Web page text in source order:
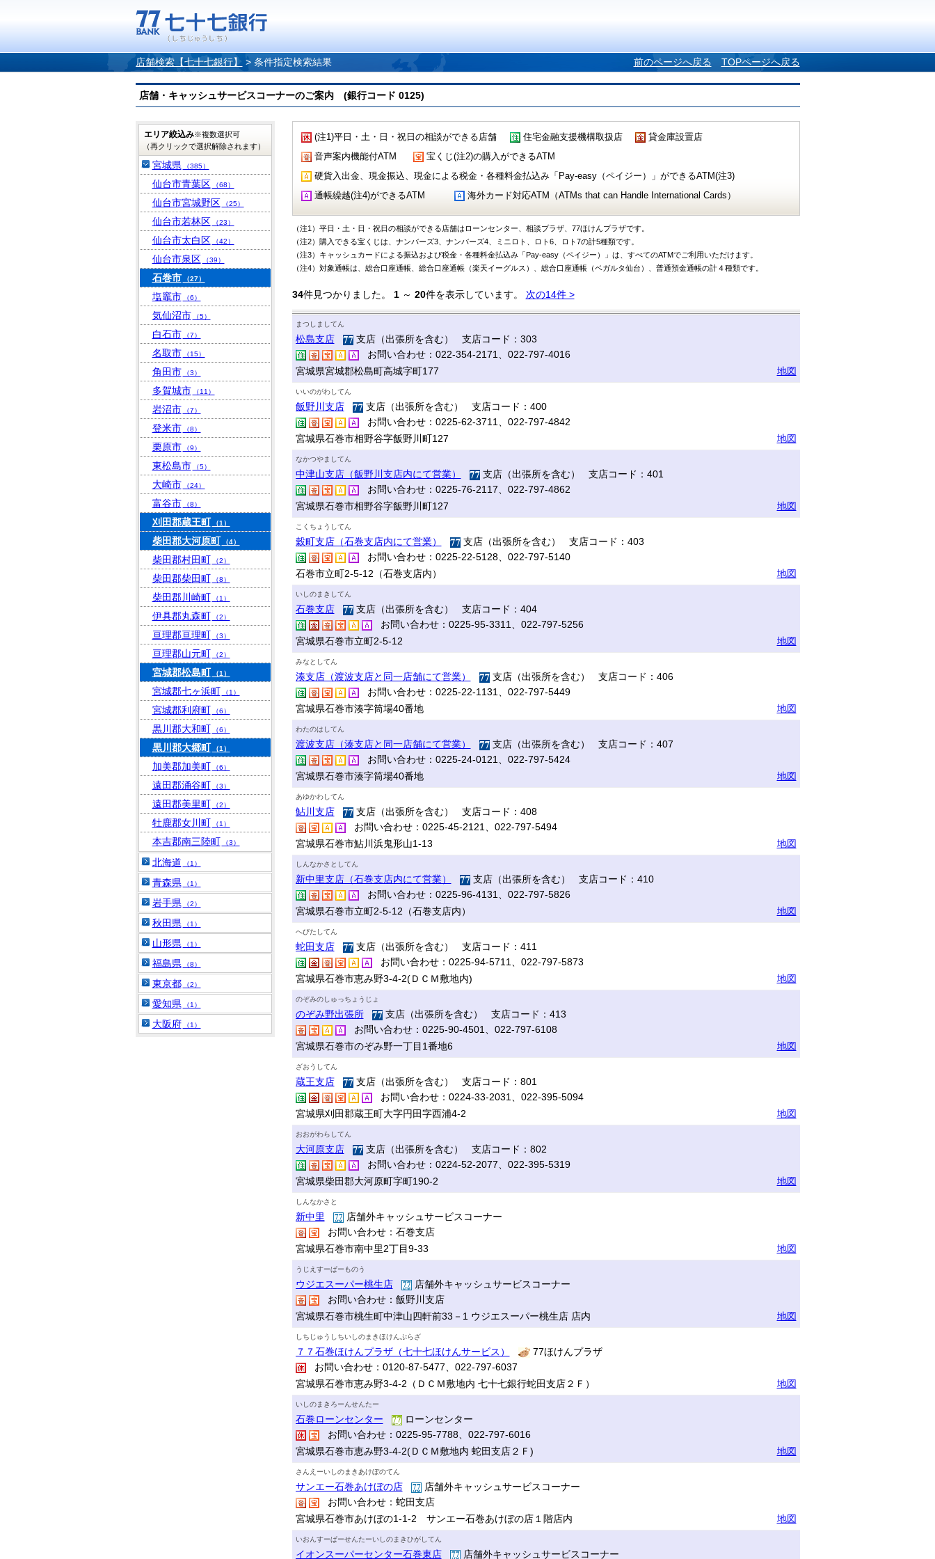
店舗検索【七十七銀行】 > 条件指定検索結果 前のページへ戻る TOPページへ戻る
店舗・キャッシュサービスコーナーのご案内 (銀行コード 0125)
(注1)平日・土・日・祝日の相談ができる店舗 住宅金融支援機構取扱店
貸金庫設置店
音声案内機能付ATM
宝くじ(注2)の購入ができるATM
硬貨入出金、現金振込、現金による税金・各種料金払込み「Pay-easy（ペイジー）」ができるATM(注3)
通帳繰越(注4)ができるATM
海外カード対応ATM（ATMs that can Handle International Cards）
（注1）平日・土・日・祝日の相談ができる店舗はローンセンター、相談プラザ、77ほけんプラザです。
（注2）購入できる宝くじは、ナンバーズ3、ナンバーズ4、ミニロト、ロト6、ロト7の計5種類です。
（注3）キャッシュカードによる振込および税金・各種料金払込み「Pay-easy（ペイジー）」は、すべてのATMでご利用いただけます。
（注4）対象通帳は、総合口座通帳、総合口座通帳（楽天イーグルス）、総合口座通帳（ベガルタ仙台）、普通預金通帳の計４種類です。
34件見つかりました。 1～ 20件を表示しています。 次の14件 >
まつしましてん
松島支店
支店（出張所を含む） 支店コード：303
お問い合わせ：022-354-2171、022-797-4016
宮城県宮城郡松島町高城字町177
地図
いいのがわしてん
飯野川支店
支店（出張所を含む） 支店コード：400
お問い合わせ：0225-62-3711、022-797-4842
宮城県石巻市相野谷字飯野川町127
地図
なかつやましてん
中津山支店（飯野川支店内にて営業）
支店（出張所を含む） 支店コード：401
お問い合わせ：0225-76-2117、022-797-4862
宮城県石巻市相野谷字飯野川町127
地図
こくちょうしてん
穀町支店（石巻支店内にて営業）
支店（出張所を含む） 支店コード：403
お問い合わせ：0225-22-5128、022-797-5140
石巻市立町2-5-12（石巻支店内）
地図
いしのまきしてん
石巻支店
支店（出張所を含む） 支店コード：404
お問い合わせ：0225-95-3311、022-797-5256
宮城県石巻市立町2-5-12
地図
みなとしてん
湊支店（渡波支店と同一店舗にて営業）
支店（出張所を含む） 支店コード：406
お問い合わせ：0225-22-1131、022-797-5449
宮城県石巻市湊字筒場40番地
地図
わたのはしてん
渡波支店（湊支店と同一店舗にて営業）
支店（出張所を含む） 支店コード：407
お問い合わせ：0225-24-0121、022-797-5424
宮城県石巻市湊字筒場40番地
地図
あゆかわしてん
鮎川支店
支店（出張所を含む） 支店コード：408
お問い合わせ：0225-45-2121、022-797-5494
宮城県石巻市鮎川浜鬼形山1-13
地図
しんなかさとしてん
新中里支店（石巻支店内にて営業）
支店（出張所を含む） 支店コード：410
お問い合わせ：0225-96-4131、022-797-5826
宮城県石巻市立町2-5-12（石巻支店内）
地図
へびたしてん
蛇田支店
支店（出張所を含む） 支店コード：411
お問い合わせ：0225-94-5711、022-797-5873
宮城県石巻市恵み野3-4-2(ＤＣＭ敷地内)
地図
のぞみのしゅっちょうじょ
のぞみ野出張所
支店（出張所を含む） 支店コード：413
お問い合わせ：0225-90-4501、022-797-6108
宮城県石巻市のぞみ野一丁目1番地6
地図
ざおうしてん
蔵王支店
支店（出張所を含む） 支店コード：801
お問い合わせ：0224-33-2031、022-395-5094
宮城県刈田郡蔵王町大字円田字西浦4-2
地図
おおがわらしてん
大河原支店
支店（出張所を含む） 支店コード：802
お問い合わせ：0224-52-2077、022-395-5319
宮城県柴田郡大河原町字町190-2
地図
しんなかさと
新中里
店舗外キャッシュサービスコーナー
お問い合わせ：石巻支店
宮城県石巻市南中里2丁目9-33
地図
うじえすーぱーものう
ウジエスーパー桃生店
店舗外キャッシュサービスコーナー
お問い合わせ：飯野川支店
宮城県石巻市桃生町中津山四軒前33－1 ウジエスーパー桃生店 店内
地図
しちじゅうしちいしのまきほけんぷらざ
７７石巻ほけんプラザ（七十七ほけんサービス）
77ほけんプラザ
お問い合わせ：0120-87-5477、022-797-6037
宮城県石巻市恵み野3-4-2（ＤＣＭ敷地内 七十七銀行蛇田支店２Ｆ）
地図
いしのまきろーんせんたー
石巻ローンセンター
ローンセンター
お問い合わせ：0225-95-7788、022-797-6016
宮城県石巻市恵み野3-4-2(ＤＣＭ敷地内 蛇田支店２Ｆ)
地図
さんえーいしのまきあけぼのてん
サンエー石巻あけぼの店
店舗外キャッシュサービスコーナー
お問い合わせ：蛇田支店
宮城県石巻市あけぼの1-1-2 サンエー石巻あけぼの店１階店内
地図
いおんすーぱーせんたーいしのまきひがしてん
イオンスーパーセンター石巻東店 店舗外キャッシュサービスコーナー
エリア絞込み※複数選択可
（再クリックで選択解除されます）
宮城県 （385）
仙台市青葉区 （68）
仙台市宮城野区 （25）
仙台市若林区 （23）
仙台市太白区 （42）
仙台市泉区 （39）
石巻市 （27）
塩竈市 （6）
気仙沼市 （5）
白石市 （7）
名取市 （15）
角田市 （3）
多賀城市 （11）
岩沼市 （7）
登米市 （8）
栗原市 （9）
東松島市 （5）
大崎市 （24）
富谷市 （8）
刈田郡蔵王町 （1）
柴田郡大河原町 （4）
柴田郡村田町 （2）
柴田郡柴田町 （8）
柴田郡川崎町 （1）
伊具郡丸森町 （2）
亘理郡亘理町 （3）
亘理郡山元町 （2）
宮城郡松島町 （1）
宮城郡七ヶ浜町 （1）
宮城郡利府町 （6）
黒川郡大和町 （6）
黒川郡大郷町 （1）
加美郡加美町 （6）
遠田郡涌谷町 （3）
遠田郡美里町 （2）
牡鹿郡女川町 （1）
本吉郡南三陸町 （3）
北海道 （1）
青森県 （1）
岩手県 （2）
秋田県 （1）
山形県 （1）
福島県 （8）
東京都 （2）
愛知県 （1）
大阪府 （1）